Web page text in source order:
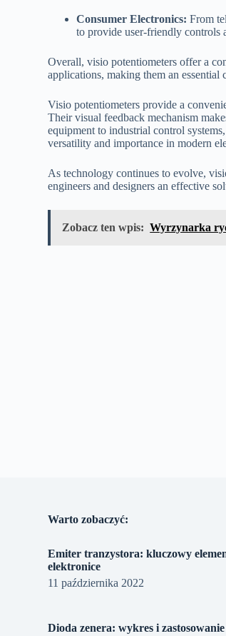
Consumer Electronics: From
to provide user-friendly controls
Overall, visio potentiometers offer a
applications, making them an
Visio potentiometers provide a
Their visual feedback mechanism
equipment to industrial control
versatility and importance in modern
As technology continues to evolve,
engineers and designers an effective
Zobacz ten wpis: Wyrzynarka
Warto zobaczyć:
Emiter tranzystora: kluczowy
elektronice
11 października 2022
Dioda zenera: wykres i zastosowanie